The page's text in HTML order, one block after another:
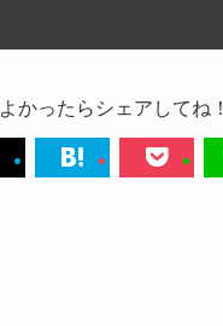
よかったらシェアしてね！